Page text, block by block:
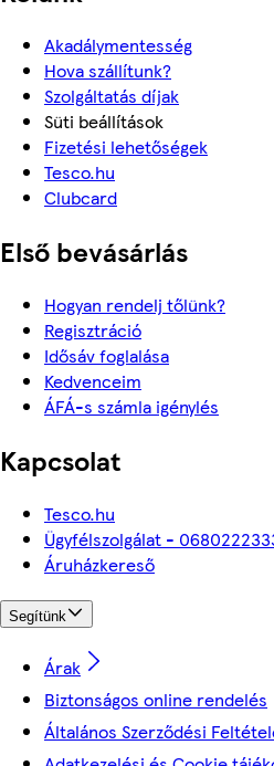
Akadálymentesség
Hova szállítunk?
Szolgáltatás díjak
Süti beállítások
Fizetési lehetőségek
Tesco.hu
Clubcard
Első bevásárlás
Hogyan rendelj tőlünk?
Regisztráció
Idősáv foglalása
Kedvenceim
ÁFÁ-s számla igénylés
Kapcsolat
Tesco.hu
Ügyfélszolgálat -
Áruházkereső
Segítünk
Árak
Biztonságos online rendelés
Általános Szerződési